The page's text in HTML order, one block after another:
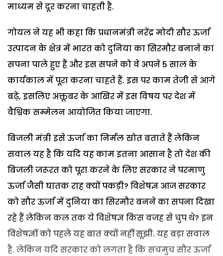
माध्यम से दूर करना चाहती है.
गोयल ने यह भी कहा कि प्रधानमंत्री नरेंद्र मोदी सौर ऊर्जा
उत्पादन के क्षेत्र में भारत को दुनिया का सिरमौर बनाने का
सपना पाले हुए हैं और इस सपने को वे अपने 5 साल के
कार्यकाल में पूरा करना चाहते हैं. इस पर काम तेजी से आगे
बढ़े, इसलिए अक्तूबर के आखिर में इस विषय पर देश में
वैश्विक सम्मेलन आयोजित किया जाएगा.
बिजली मंत्री इसे ऊर्जा का निर्मल स्रोत बताते हैं लेकिन
सवाल यह है कि यदि यह काम इतना आसान है तो देश की
बिजली जरूरत को पूरा करने के लिए सरकार ने परमाणु
ऊर्जा जैसी घातक राह क्यों पकड़ी? विशेषज्ञ आज सरकार
को सौर ऊर्जा में दुनिया का सिरमौर बनने का सपना दिखा
रहे हैं लेकिन कल तक ये विशेषज्ञ किस वजह से चुप थे? इन
विशेषज्ञों को पहले यह बात क्यों नहीं सूझी. यह बड़ा सवाल
है. लेकिन यदि सरकार को लगता है कि सचमुच सौर ऊर्जा